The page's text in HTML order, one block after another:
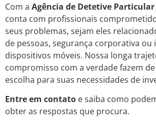
Com a Agência de Detetive
conta com profissionais
seus problemas, sejam eles
de pessoas, segurança corporativa ou
dispositivos móveis. Nossa longa
compromisso com a verdade fazem
escolha para suas necessidades de
Entre em contato e saiba como
obter as respostas que procura.